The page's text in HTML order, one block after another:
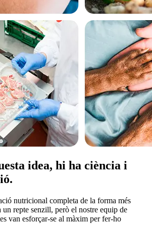
idea, hi ha ciència i
nutricional completa de la forma més
un repte senzill, però el nostre equip de
van esforçar-se al màxim per fer-ho